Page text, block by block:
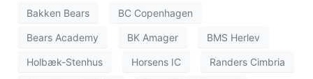
Bakken Bears BC Copenhagen
Bears Academy BK Amager BMS Herlev
Holbæk-Stenhus Horsens IC Randers Cimbria